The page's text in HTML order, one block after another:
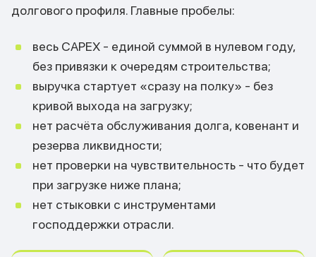
долгового профиля. Главные пробелы:
весь CAPEX - единой суммой в нулевом году,
без привязки к очередям строительства;
выручка стартует «сразу на полку» - без
кривой выхода на загрузку;
нет расчёта обслуживания долга, ковенант и
резерва ликвидности;
нет проверки на чувствительность - что будет
при загрузке ниже плана;
нет стыковки с инструментами
господдержки отрасли.